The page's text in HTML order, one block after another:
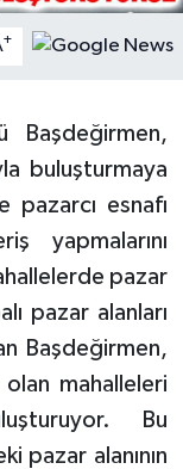
+
Başdeğirmen,
buluşturmaya
esnafı
yapmalarını
pazar
pazar alanları
Başdeğirmen,
mahalleleri
Bu
pazar alanının